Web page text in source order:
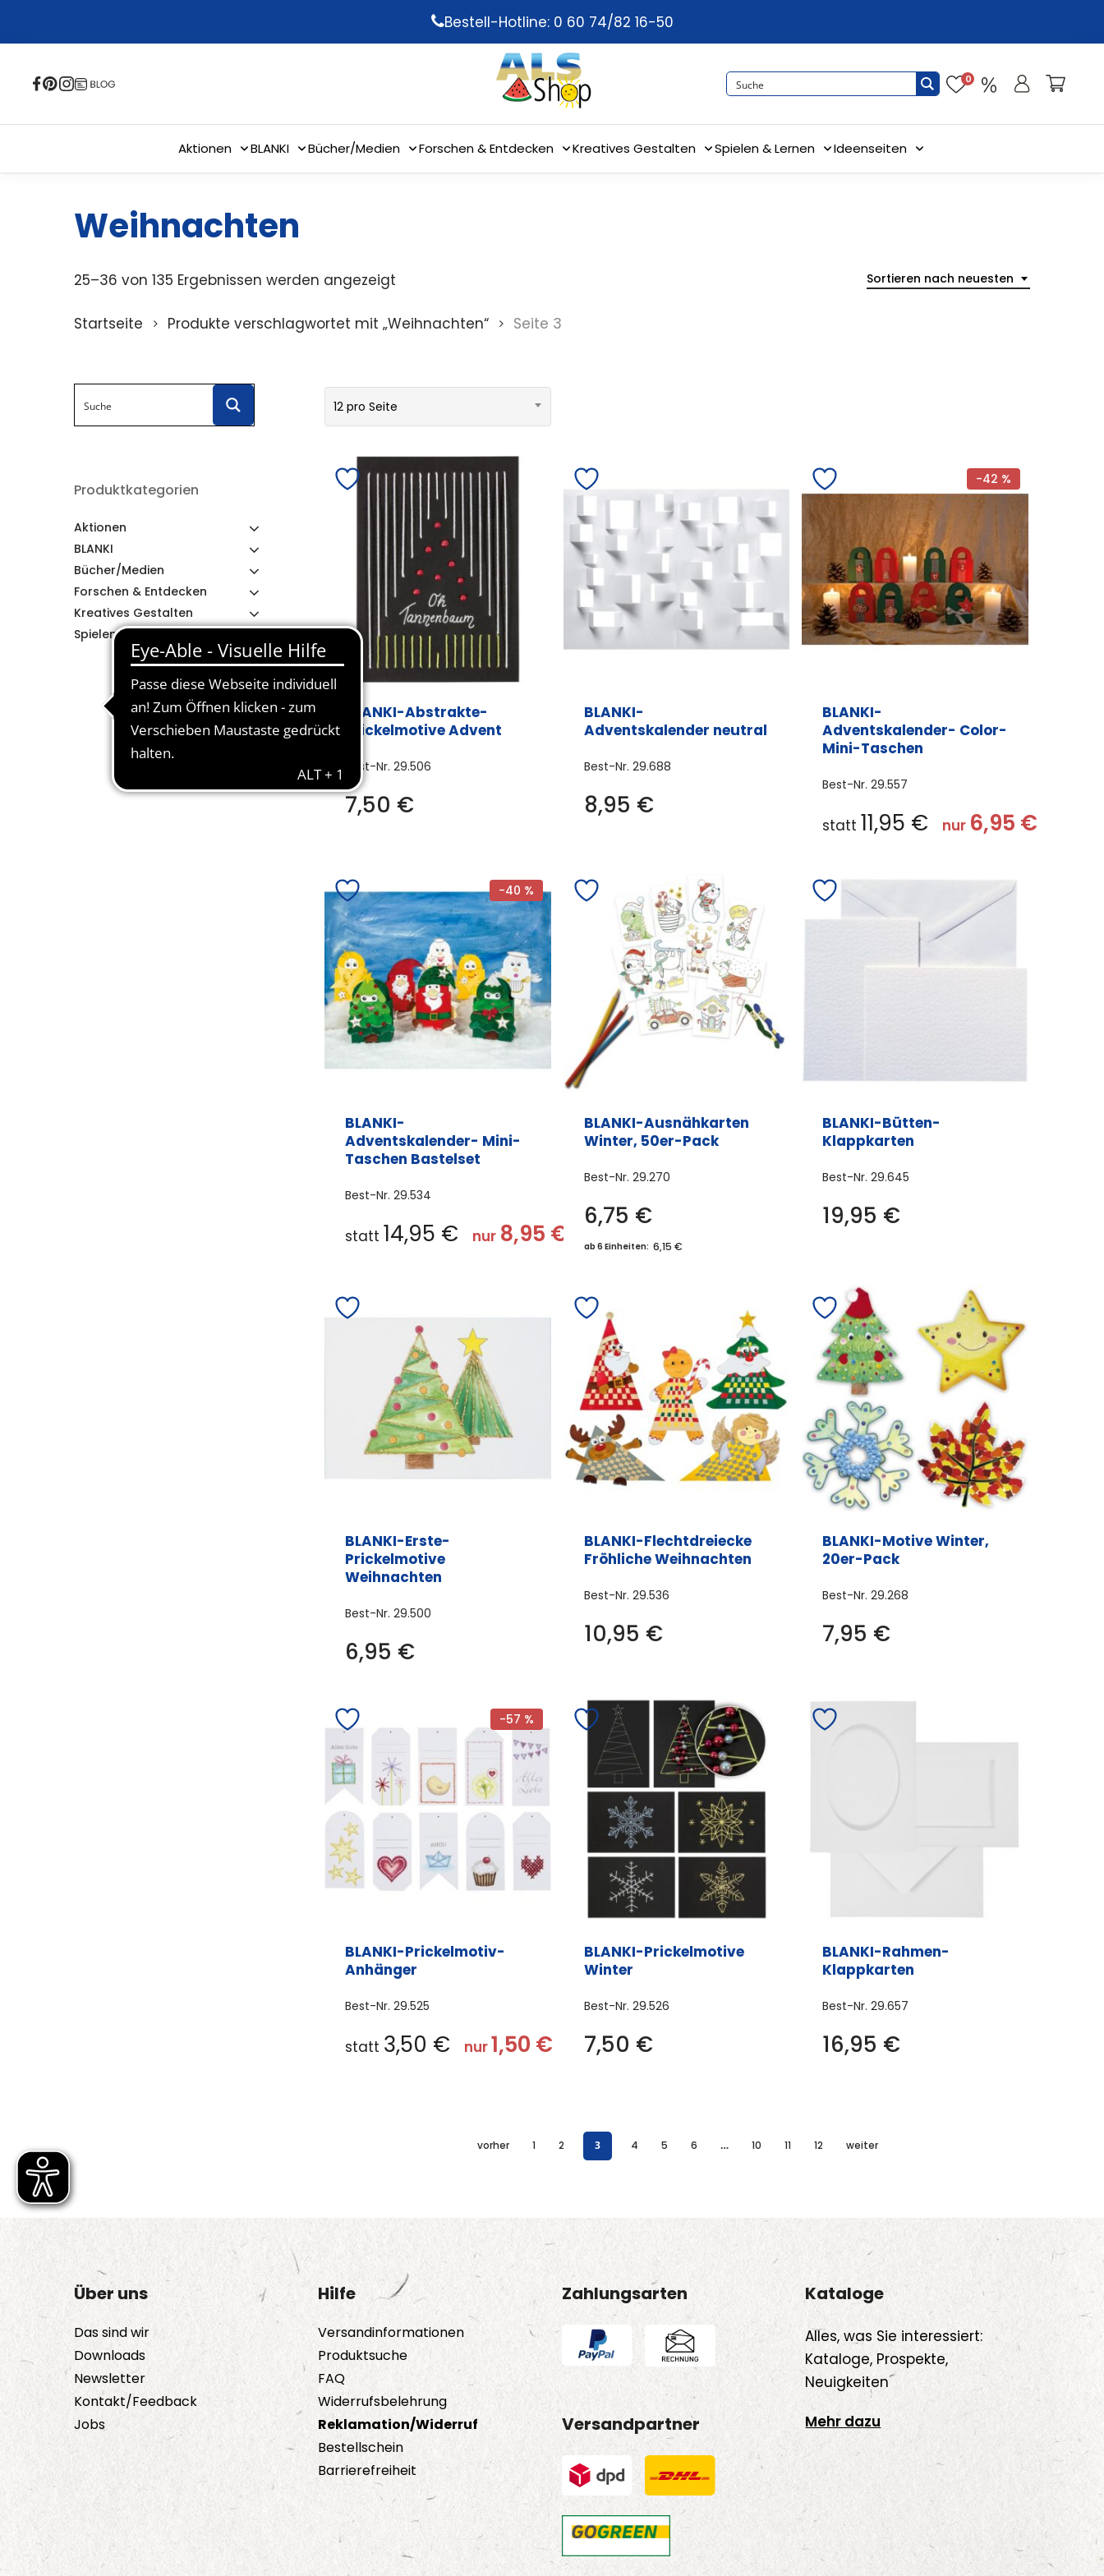
content
Bestell-Hotline: 0 60 74/82 16-50
0
Aktionen BLANKI Bücher/Medien Forschen & Entdecken Kreatives Gestalten Spielen & Lernen Ideenseiten
Weihnachten
Sortieren nach neuesten
25–36 von 135 Ergebnissen werden angezeigt
Startseite Produkte verschlagwortet mit „Weihnachten“ Seite 3
Produktkategorien
Aktionen
BLANKI
Bücher/Medien
Forschen & Entdecken
Kreatives Gestalten
Spielen & Lernen
12 pro Seite
BLANKI-Abstrakte-
Prickelmotive Advent
Best-Nr.29.506
7,50 €
BLANKI-
Adventskalender neutral
Best-Nr. 29.688
8,95 €
-42 %
BLANKI-
Adventskalender- Color-
Mini-Taschen
Best-Nr.29.557
statt 11,95 € nur 6,95 €
-40 %
BLANKI-
Adventskalender- Mini-
Taschen Bastelset
Best-Nr.29.534
statt 14,95 € nur 8,95 €
BLANKI-Ausnähkarten
Winter, 50er-Pack
Best-Nr. 29.270
6,75 €
ab 6 Einheiten: 6,15 €
BLANKI-Bütten-
Klappkarten
Best-Nr.29.645
19,95 €
BLANKI-Erste-
Prickelmotive
Weihnachten
Best-Nr.29.500
6,95 €
BLANKI-Flechtdreiecke
Fröhliche Weihnachten
Best-Nr. 29.536
10,95 €
BLANKI-Motive Winter,
20er-Pack
Best-Nr.29.268
7,95 €
auf.
der
werden
-57 %
BLANKI-Prickelmotiv-
Anhänger
Best-Nr.29.525
statt 3,50 € nur1,50 €
BLANKI-Prickelmotive
Winter
Best-Nr. 29.526
7,50 €
BLANKI-Rahmen-
Klappkarten
Best-Nr.29.657
16,95 €
vorher 1 2 3 4 5 6 … 10 11 12 weiter
Über uns
Das sind wir
Downloads
Newsletter
Kontakt/Feedback
Jobs
Hilfe
Versandinformationen
Produktsuche
FAQ
Widerrufsbelehrung
Reklamation/Widerruf
Bestellschein
Barrierefreiheit
Zahlungsarten
Versandpartner
Kataloge
Alles, was Sie interessiert:
Kataloge, Prospekte,
Neuigkeiten
Mehr dazu